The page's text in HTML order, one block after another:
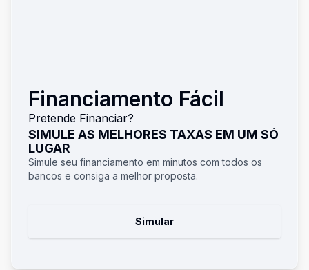
Financiamento Fácil
Pretende Financiar?
SIMULE AS MELHORES TAXAS EM UM SÓ
LUGAR
Simule seu financiamento em minutos com todos os
bancos e consiga a melhor proposta.
Simular